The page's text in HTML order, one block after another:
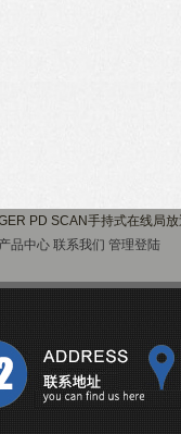
PD SCAN手持式在线局
产品中心 联系我们 管理登陆